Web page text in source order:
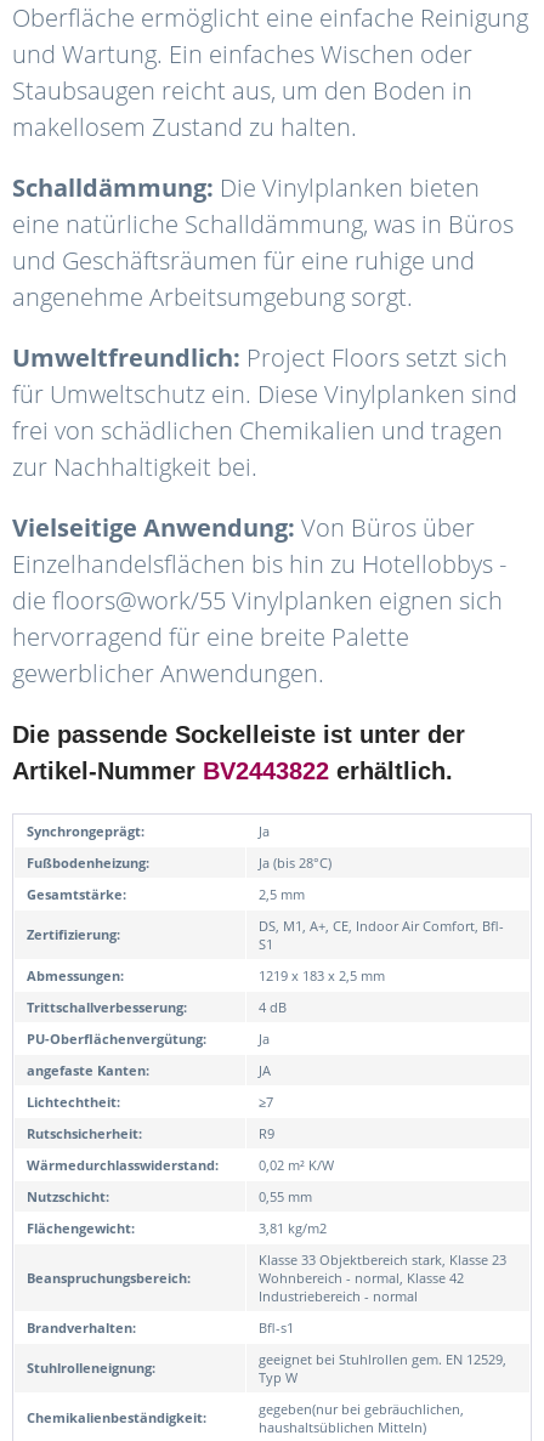
Oberfläche ermöglicht eine einfache Reinigung
und Wartung. Ein einfaches Wischen oder
Staubsaugen reicht aus, um den Boden in
makellosem Zustand zu halten.
Schalldämmung: Die Vinylplanken bieten
eine natürliche Schalldämmung, was in Büros
und Geschäftsräumen für eine ruhige und
angenehme Arbeitsumgebung sorgt.
Umweltfreundlich: Project Floors setzt sich
für Umweltschutz ein. Diese Vinylplanken sind
frei von schädlichen Chemikalien und tragen
zur Nachhaltigkeit bei.
Vielseitige Anwendung: Von Büros über
Einzelhandelsflächen bis hin zu Hotellobbys -
die floors@work/55 Vinylplanken eignen sich
hervorragend für eine breite Palette
gewerblicher Anwendungen.
Die passende Sockelleiste ist unter der
Artikel-Nummer BV2443822 erhältlich.
Synchrongeprägt:
Ja
Fußbodenheizung:
Ja (bis 28°C)
Gesamtstärke:
2,5 mm
Zertifizierung:
DS, M1, A+, CE, Indoor Air Comfort, Bfl-
S1
Abmessungen:
1219 x 183 x 2,5 mm
Trittschallverbesserung:
4 dB
PU-Oberflächenvergütung:
Ja
angefaste Kanten:
JA
Lichtechtheit:
≥7
Rutschsicherheit:
R9
Wärmedurchlasswiderstand:
0,02 m² K/W
Nutzschicht:
0,55 mm
Flächengewicht:
3,81 kg/m2
Beanspruchungsbereich:
Klasse 33 Objektbereich stark, Klasse 23
Wohnbereich - normal, Klasse 42
Industriebereich - normal
Brandverhalten:
Bfl-s1
Stuhlrolleneignung:
geeignet bei Stuhlrollen gem. EN 12529,
Typ W
Chemikalienbeständigkeit:
gegeben(nur bei gebräuchlichen,
haushaltsüblichen Mitteln)